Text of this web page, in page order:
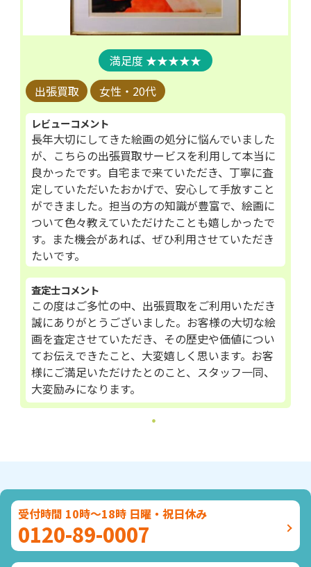
★★★★★
出張買取
女性・20代
レビューコメント
長年大切にしてきた絵画の処分に悩んでいました
が、こちらの出張買取サービスを利用して本当に
良かったです。自宅まで来ていただき、丁寧に査
定していただいたおかげで、安心して手放すこと
ができました。担当の方の知識が豊富で、絵画に
ついて色々教えていただけたことも嬉しかったで
す。また機会があれば、ぜひ利用させていただき
たいです。
査定士コメント
この度はご多忙の中、出張買取をご利用いただき
誠にありがとうございました。お客様の大切な絵
画を査定させていただき、その歴史や価値につい
てお伝えできたこと、大変嬉しく思います。お客
様にご満足いただけたとのこと、スタッフ一同、
大変励みになります。
受付時間 10時～18時 日曜・祝日休み
0120-89-0007